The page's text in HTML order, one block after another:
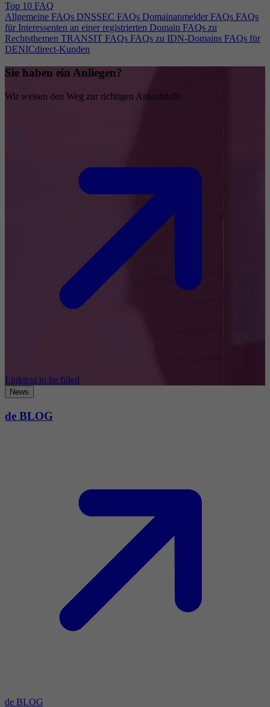
Top 10 FAQ
Allgemeine FAQs DNSSEC FAQs Domainanmelder FAQs FAQs
für Interessenten an einer registrierten Domain FAQs zu
Rechtsthemen TRANSIT FAQs FAQs zu IDN-Domains FAQs für
DENICdirect-Kunden
Sie haben ein Anliegen?
Wir weisen den Weg zur richtigen Anlaufstelle
Linktext to be filled
News
de BLOG
de BLOG